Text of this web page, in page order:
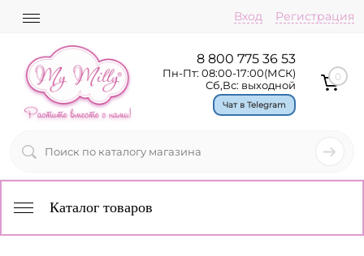
Вход Регистрация
8 800 775 36 53
Пн-Пт: 08:00-17:00(МСК)
Сб,Вс: выходной
Чат в Telegram
0
Каталог товаров